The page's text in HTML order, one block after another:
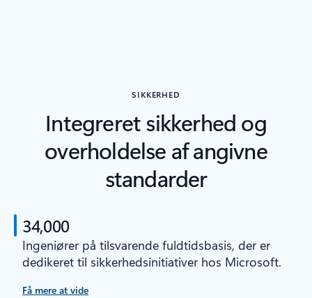
SIKKERHED
Integreret sikkerhed og
overholdelse af angivne
standarder
34,000
Ingeniører på tilsvarende fuldtidsbasis, der er
dedikeret til sikkerhedsinitiativer hos Microsoft.
Få mere at vide